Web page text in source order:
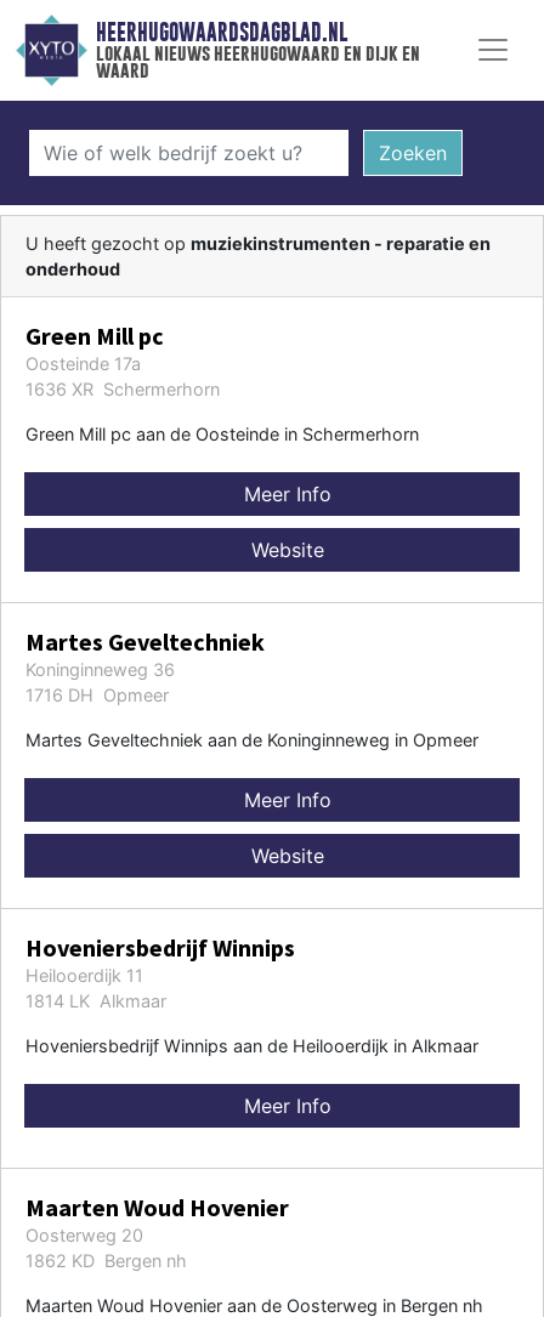
HEERHUGOWAARDSDAGBLAD.NL
lokaal nieuws heerhugowaard en dijk en
waard
Zoeken
U heeft gezocht op muziekinstrumenten - reparatie en
onderhoud
Green Mill pc
Oosteinde 17a
1636 XR Schermerhorn
Green Mill pc aan de Oosteinde in Schermerhorn
Meer Info
Website
Martes Geveltechniek
Koninginneweg 36
1716 DH Opmeer
Martes Geveltechniek aan de Koninginneweg in Opmeer
Meer Info
Website
Hoveniersbedrijf Winnips
Heilooerdijk 11
1814 LK Alkmaar
Hoveniersbedrijf Winnips aan de Heilooerdijk in Alkmaar
Meer Info
Maarten Woud Hovenier
Oosterweg 20
1862 KD Bergen nh
Maarten Woud Hovenier aan de Oosterweg in Bergen nh